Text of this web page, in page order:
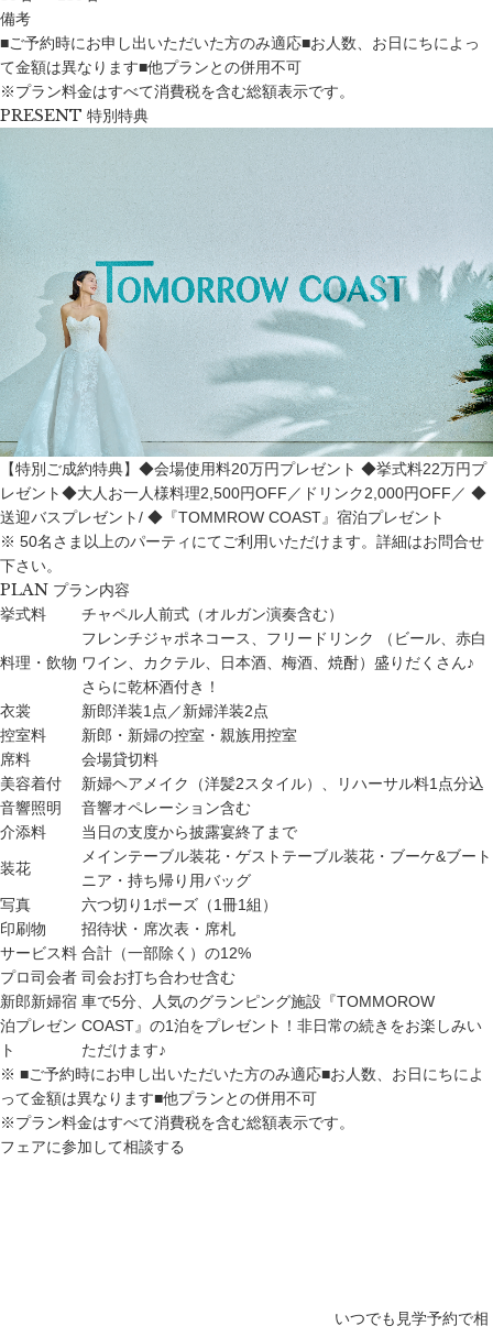
備考
■ご予約時にお申し出いただいた方のみ適応■お人数、お日にちによっ
て金額は異なります■他プランとの併用不可
※プラン料金はすべて消費税を含む総額表示です。
PRESENT 特別特典
【特別ご成約特典】◆会場使用料20万円プレゼント ◆挙式料22万円プ
レゼント◆大人お一人様料理2,500円OFF／ドリンク2,000円OFF／ ◆
送迎バスプレゼント/ ◆『TOMMROW COAST』宿泊プレゼント
※ 50名さま以上のパーティにてご利用いただけます。詳細はお問合せ
下さい。
PLAN プラン内容
挙式料
チャペル人前式（オルガン演奏含む）
料理・飲物
フレンチジャポネコース、フリードリンク （ビール、赤白
ワイン、カクテル、日本酒、梅酒、焼酎）盛りだくさん♪
さらに乾杯酒付き！
衣裳
新郎洋装1点／新婦洋装2点
控室料
新郎・新婦の控室・親族用控室
席料
会場貸切料
美容着付
新婦ヘアメイク（洋髪2スタイル）、リハーサル料1点分込
音響照明
音響オペレーション含む
介添料
当日の支度から披露宴終了まで
装花
メインテーブル装花・ゲストテーブル装花・ブーケ&ブート
ニア・持ち帰り用バッグ
写真
六つ切り1ポーズ（1冊1組）
印刷物
招待状・席次表・席札
サービス料 合計（一部除く）の12%
プロ司会者 司会お打ち合わせ含む
新郎新婦宿
泊プレゼン
ト
車で5分、人気のグランピング施設『TOMMOROW
COAST』の1泊をプレゼント！非日常の続きをお楽しみい
ただけます♪
※ ■ご予約時にお申し出いただいた方のみ適応■お人数、お日にちによ
って金額は異なります■他プランとの併用不可
※プラン料金はすべて消費税を含む総額表示です。
フェアに参加して相談する
いつでも見学予約で相